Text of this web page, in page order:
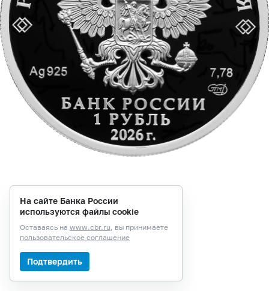
На сайте Банка России
используются файлы cookie
Оставаясь на www.cbr.ru, вы принимаете
пользовательское соглашение
Подтвердить